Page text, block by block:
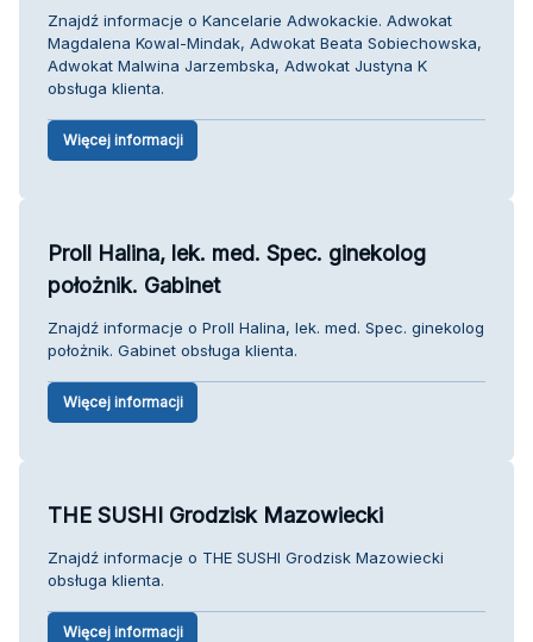
Znajdź informacje o Kancelarie Adwokackie. Adwokat
Magdalena Kowal-Mindak, Adwokat Beata Sobiechowska,
Adwokat Malwina Jarzembska, Adwokat Justyna K
obsługa klienta.
Więcej informacji
Proll Halina, lek. med. Spec. ginekolog
położnik. Gabinet
Znajdź informacje o Proll Halina, lek. med. Spec. ginekolog
położnik. Gabinet obsługa klienta.
Więcej informacji
THE SUSHI Grodzisk Mazowiecki
Znajdź informacje o THE SUSHI Grodzisk Mazowiecki
obsługa klienta.
Więcej informacji